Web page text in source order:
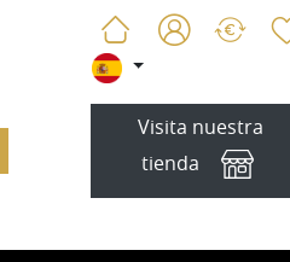
Visita nuestra
tienda